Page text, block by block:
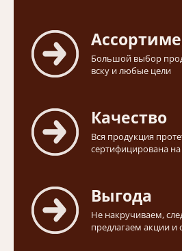
Большой выбор
вску и любые цели
Качество
Вся продукция
сертифицирована на
Выгода
Не накручиваем,
предлагаем акции и